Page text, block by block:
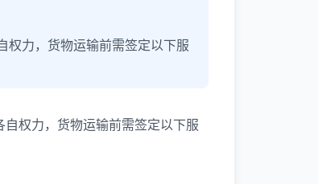
权力，货物运输前需签定以下服
权力，货物运输前需签定以下服